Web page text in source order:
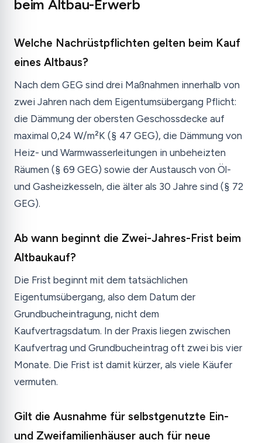
beim Altbau-Erwerb
Welche Nachrüstpflichten gelten beim Kauf
eines Altbaus?
Nach dem GEG sind drei Maßnahmen innerhalb von
zwei Jahren nach dem Eigentumsübergang Pflicht:
die Dämmung der obersten Geschossdecke auf
maximal 0,24 W/m²K (§ 47 GEG), die Dämmung von
Heiz- und Warmwasserleitungen in unbeheizten
Räumen (§ 69 GEG) sowie der Austausch von Öl-
und Gasheizkesseln, die älter als 30 Jahre sind (§ 72
GEG).
Ab wann beginnt die Zwei-Jahres-Frist beim
Altbaukauf?
Die Frist beginnt mit dem tatsächlichen
Eigentumsübergang, also dem Datum der
Grundbucheintragung, nicht dem
Kaufvertragsdatum. In der Praxis liegen zwischen
Kaufvertrag und Grundbucheintrag oft zwei bis vier
Monate. Die Frist ist damit kürzer, als viele Käufer
vermuten.
Gilt die Ausnahme für selbstgenutzte Ein-
und Zweifamilienhäuser auch für neue